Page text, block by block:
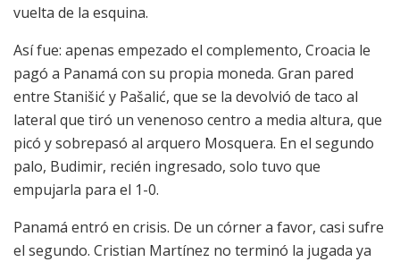
vuelta de la esquina.
Así fue: apenas empezado el complemento, Croacia le
pagó a Panamá con su propia moneda. Gran pared
entre Stanišić y Pašalić, que se la devolvió de taco al
lateral que tiró un venenoso centro a media altura, que
picó y sobrepasó al arquero Mosquera. En el segundo
palo, Budimir, recién ingresado, solo tuvo que
empujarla para el 1-0.
Panamá entró en crisis. De un córner a favor, casi sufre
el segundo. Cristian Martínez no terminó la jugada ya